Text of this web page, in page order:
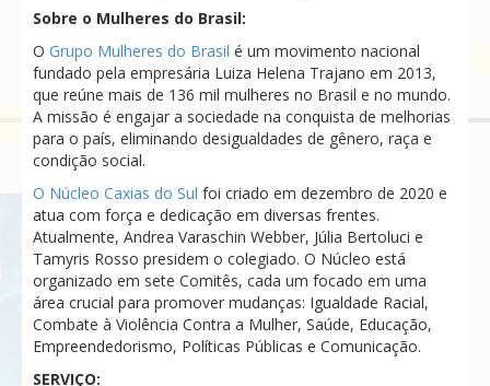
Sobre o Mulheres do Brasil:
O Grupo Mulheres do Brasil é um movimento nacional
fundado pela empresária Luiza Helena Trajano em 2013,
que reúne mais de 136 mil mulheres no Brasil e no mundo.
A missão é engajar a sociedade na conquista de melhorias
para o país, eliminando desigualdades de gênero, raça e
condição social.
O Núcleo Caxias do Sul foi criado em dezembro de 2020 e
atua com força e dedicação em diversas frentes.
Atualmente, Andrea Varaschin Webber, Júlia Bertoluci e
Tamyris Rosso presidem o colegiado. O Núcleo está
organizado em sete Comitês, cada um focado em uma
área crucial para promover mudanças: Igualdade Racial,
Combate à Violência Contra a Mulher, Saúde, Educação,
Empreendedorismo, Políticas Públicas e Comunicação.
SERVIÇO: